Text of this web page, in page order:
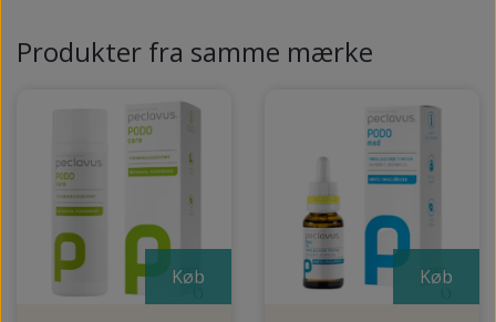
Produkter fra samme mærke
Køb Køb